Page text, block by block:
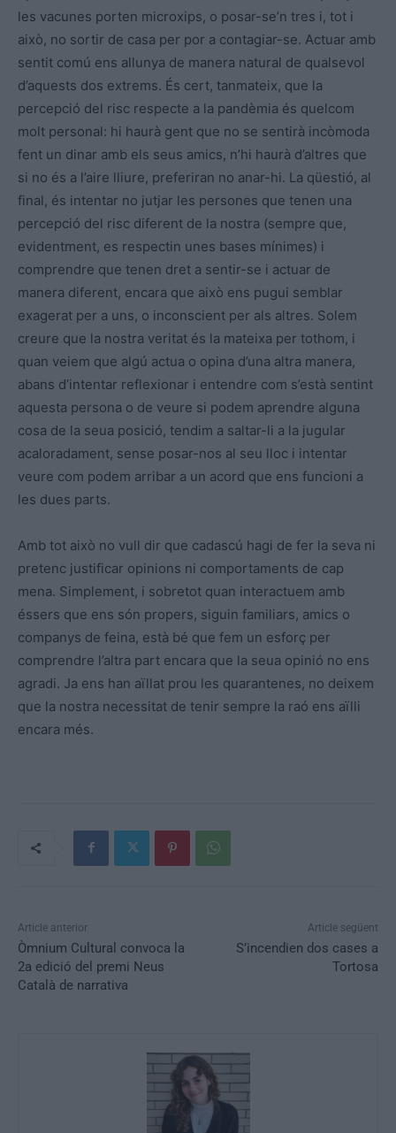
les vacunes porten microxips, o posar-se’n tres i, tot i
això, no sortir de casa per por a contagiar-se. Actuar amb
sentit comú ens allunya de manera natural de qualsevol
d’aquests dos extrems. És cert, tanmateix, que la
percepció del risc respecte a la pandèmia és quelcom
molt personal: hi haurà gent que no se sentirà incòmoda
fent un dinar amb els seus amics, n’hi haurà d’altres que
si no és a l’aire lliure, preferiran no anar-hi. La qüestió, al
final, és intentar no jutjar les persones que tenen una
percepció del risc diferent de la nostra (sempre que,
evidentment, es respectin unes bases mínimes) i
comprendre que tenen dret a sentir-se i actuar de
manera diferent, encara que això ens pugui semblar
exagerat per a uns, o inconscient per als altres. Solem
creure que la nostra veritat és la mateixa per tothom, i
quan veiem que algú actua o opina d’una altra manera,
abans d’intentar reflexionar i entendre com s’està sentint
aquesta persona o de veure si podem aprendre alguna
cosa de la seua posició, tendim a saltar-li a la jugular
acaloradament, sense posar-nos al seu lloc i intentar
veure com podem arribar a un acord que ens funcioni a
les dues parts.
Amb tot això no vull dir que cadascú hagi de fer la seva ni
pretenc justificar opinions ni comportaments de cap
mena. Simplement, i sobretot quan interactuem amb
éssers que ens són propers, siguin familiars, amics o
companys de feina, està bé que fem un esforç per
comprendre l’altra part encara que la seua opinió no ens
agradi. Ja ens han aïllat prou les quarantenes, no deixem
que la nostra necessitat de tenir sempre la raó ens aïlli
encara més.
Article anterior
Òmnium Cultural convoca la
2a edició del premi Neus
Català de narrativa
Article següent
S’incendien dos cases a
Tortosa